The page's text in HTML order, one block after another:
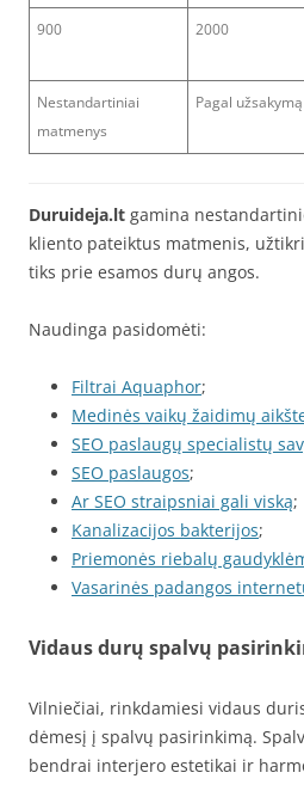
900 2000
Nestandartiniai
matmenys
Pagal užsakymą
Duruideja.lt gamina
kliento pateiktus matmenis,
tiks prie esamos durų angos.
Naudinga pasidomėti:
Filtrai Aquaphor;
Medinės vaikų žaidimų
SEO paslaugų specialistų
SEO paslaugos;
Ar SEO straipsniai gali viską;
Kanalizacijos bakterijos;
Priemonės riebalų
Vasarinės padangos
Vidaus durų spalvų
Vilniečiai, rinkdamiesi vidaus
dėmesį į spalvų pasirinkimą.
bendrai interjero estetikai ir